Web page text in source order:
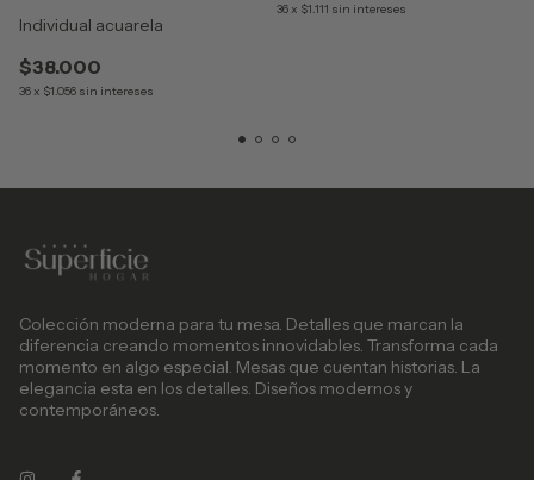
Individual acuarela
$38.000
36x $1.056 sin intereses
36x $1.111 sin intereses
Colección moderna para tu mesa. Detalles que marcan la
diferencia creando momentos innovidables. Transforma cada
momento en algo especial. Mesas que cuentan historias. La
elegancia esta en los detalles. Diseños modernos y
contemporáneos.